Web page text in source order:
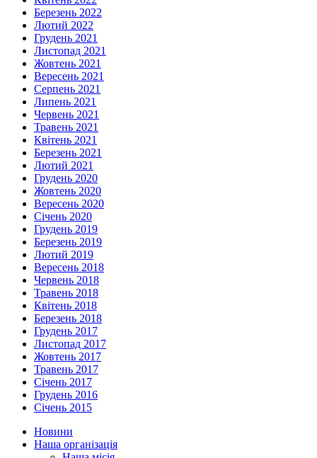
Березень 2022
Лютий 2022
Грудень 2021
Листопад 2021
Жовтень 2021
Вересень 2021
Серпень 2021
Липень 2021
Червень 2021
Травень 2021
Квітень 2021
Березень 2021
Лютий 2021
Грудень 2020
Жовтень 2020
Вересень 2020
Січень 2020
Грудень 2019
Березень 2019
Лютий 2019
Вересень 2018
Червень 2018
Травень 2018
Квітень 2018
Березень 2018
Грудень 2017
Листопад 2017
Жовтень 2017
Травень 2017
Січень 2017
Грудень 2016
Січень 2015
Новини
Наша організація